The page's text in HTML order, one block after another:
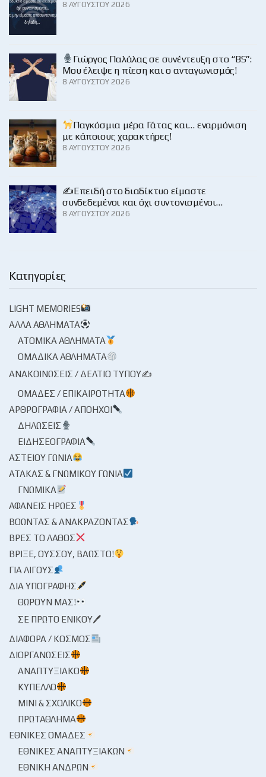
8 ΑΥΓΟΎΣΤΟΥ 2026
Γιώργος Παλάλας σε συνέντευξη στο “BS”:
Μου έλειψε η πίεση και ο ανταγωνισμός!
8 ΑΥΓΟΎΣΤΟΥ 2026
Παγκόσμια μέρα Γάτας και… εναρμόνιση
με κάποιους χαρακτήρες!
8 ΑΥΓΟΎΣΤΟΥ 2026
✍️Επειδή στο διαδίκτυο είμαστε
συνδεδεμένοι και όχι συντονισμένοι…
8 ΑΥΓΟΎΣΤΟΥ 2026
Κατηγορίες
LIGHT MEMORIES
ΆΛΛΑ ΑΘΛΉΜΑΤΑ
ΑΤΟΜΙΚΆ ΑΘΛΉΜΑΤΑ
ΟΜΑΔΙΚΆ ΑΘΛΉΜΑΤΑ
ΑΝΑΚΟΙΝΏΣΕΙΣ / ΔΕΛΤΊΟ ΤΎΠΟΥ✍
ΟΜΆΔΕΣ / ΕΠΙΚΑΙΡΌΤΗΤΑ
ΑΡΘΡΟΓΡΑΦΊΑ / ΑΠΌΗΧΟΙ
ΔΗΛΏΣΕΙΣ
ΕΙΔΗΣΕΟΓΡΑΦΊΑ
ΑΣΤΕΊΟΥ ΓΩΝΊΑ
ΑΤΆΚΑΣ & ΓΝΩΜΙΚΟΎ ΓΩΝΊΑ
ΓΝΩΜΙΚΆ
ΑΦΑΝΕΊΣ ΉΡΩΕΣ
ΒΟΏΝΤΑΣ & ΑΝΑΚΡΆΖΟΝΤΑΣ
ΒΡΕΣ ΤΟ ΛΆΘΟΣ
ΒΡΊΞΕ, ΟΎΣΣΟΥ, ΒΆΩΣΤΟ!
ΓΙΑ ΛΊΓΟΥΣ
ΔΙΑ ΥΠΟΓΡΑΦΉΣ
ΘΩΡΟΎΝ ΜΑΣ!
ΣΕ ΠΡΏΤΟ ΕΝΙΚΟΎ🖊
ΔΙΆΦΟΡΑ / ΚΌΣΜΟΣ
ΔΙΟΡΓΑΝΏΣΕΙΣ
ΑΝΑΠΤΥΞΙΑΚΌ
ΚΎΠΕΛΛΟ
ΜΊΝΙ & ΣΧΟΛΙΚΌ
ΠΡΩΤΆΘΛΗΜΑ
ΕΘΝΙΚΈΣ ΟΜΆΔΕΣ
ΕΘΝΙΚΈΣ ΑΝΑΠΤΥΞΙΑΚΏΝ
ΕΘΝΙΚΉ ΑΝΔΡΏΝ